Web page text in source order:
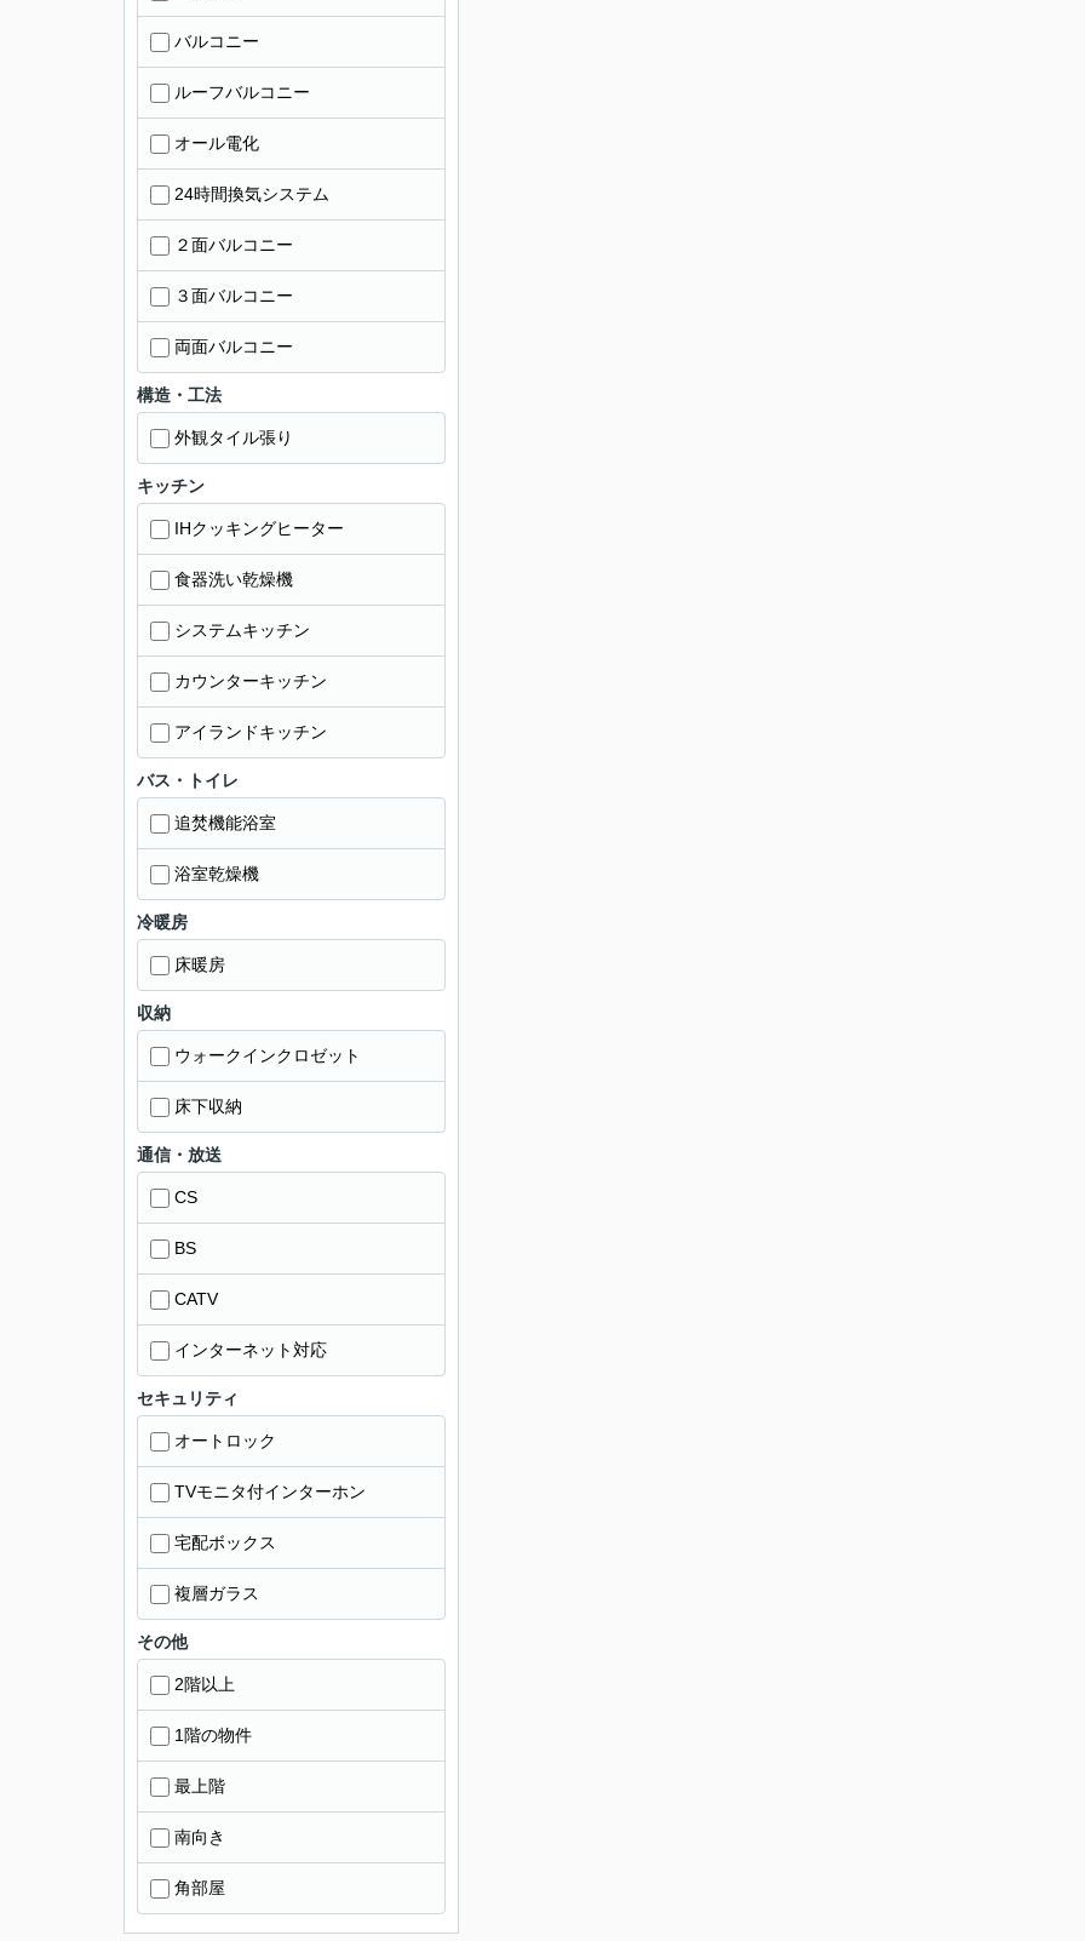
バルコニー
ルーフバルコニー
オール電化
24時間換気システム
２面バルコニー
３面バルコニー
両面バルコニー
構造・工法
外観タイル張り
キッチン
IHクッキングヒーター
食器洗い乾燥機
システムキッチン
カウンターキッチン
アイランドキッチン
バス・トイレ
追焚機能浴室
浴室乾燥機
冷暖房
床暖房
収納
ウォークインクロゼット
床下収納
通信・放送
CS
BS
CATV
インターネット対応
セキュリティ
オートロック
TVモニタ付インターホン
宅配ボックス
複層ガラス
その他
2階以上
1階の物件
最上階
南向き
角部屋